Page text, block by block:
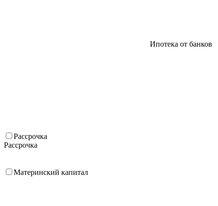
Ипотека от банков
Рассрочка
Рассрочка
Материнский капитал